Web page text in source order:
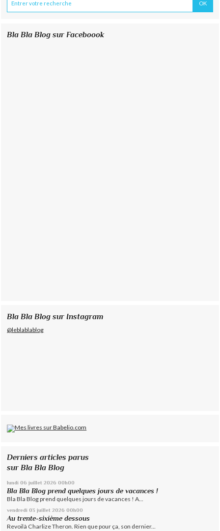
Bla Bla Blog sur Faceboook
Bla Bla Blog sur Instagram
@leblablablog
Derniers articles parus
sur Bla Bla Blog
lundi 06 juillet 2026 00h00
Bla Bla Blog prend quelques jours de vacances !
Bla Bla Blog prend quelques jours de vacances ! A...
vendredi 03 juillet 2026 00h00
Au trente-sixième dessous
Revoilà Charlize Theron. Rien que pour ça, son dernier...